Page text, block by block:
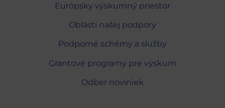
Európsky výskumný priestor
Oblasti našej podpory
Podporné schémy a služby
Grantové programy pre výskum
Odber noviniek